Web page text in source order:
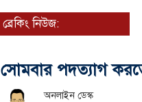
ব্রেকিং নিউজ:
সোমবার পদত্যাগ করতে
অনলাইন ডেস্ক